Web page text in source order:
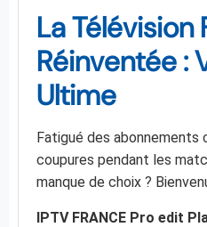
La Télévision
Réinventée :
Ultime
Fatigué des abonnements
coupures pendant les
manque de choix ?
IPTV FRANCE Pro edit